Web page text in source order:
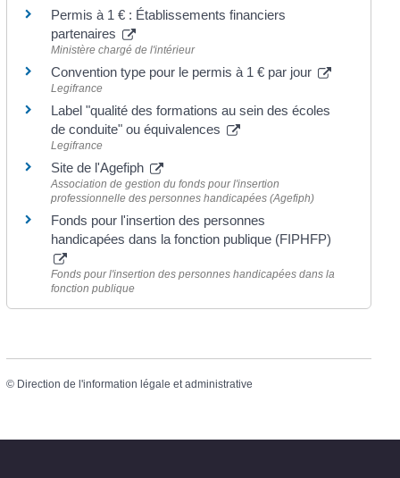
Permis à 1 € : Établissements financiers
partenaires
Ministère chargé de l'intérieur
Convention type pour le permis à 1 € par jour
Legifrance
Label "qualité des formations au sein des écoles
de conduite" ou équivalences
Legifrance
Site de l'Agefiph
Association de gestion du fonds pour l'insertion
professionnelle des personnes handicapées (Agefiph)
Fonds pour l'insertion des personnes
handicapées dans la fonction publique (FIPHFP)
Fonds pour l'insertion des personnes handicapées dans la
fonction publique
© Direction de l'information légale et administrative